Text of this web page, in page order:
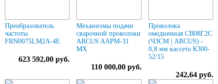
Преобразователь
частоты
FRN0075LM2A-4E
623 592,00 руб.
Механизмы подачи
сварочной проволоки
ARCUS AAPM-31
MX
110 000,00 руб.
Проволока
омедненная СВ08Г2С
(ЧЗСМ | ARCUS) -
0,8 мм кассета К300-
52/15
242,64 руб.